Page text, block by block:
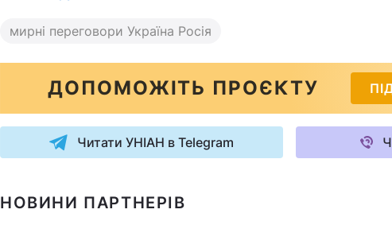
мирні переговори Україна Росія
ДОПОМОЖІТЬ ПРОЄКТУ
Читати УНІАН в Telegram
НОВИНИ ПАРТНЕРІВ